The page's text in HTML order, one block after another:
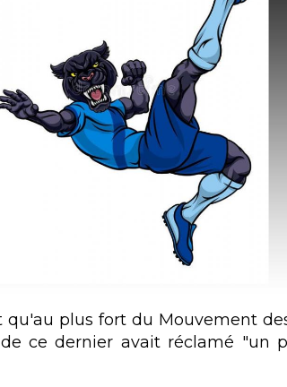
plus fort du Mouvement
ce dernier avait réclamé "un